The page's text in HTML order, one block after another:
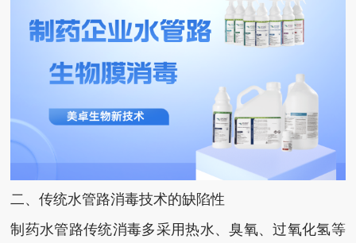
二、传统水管路消毒技术的缺陷性
制药水管路传统消毒多采用热水、臭氧、过氧化氢等